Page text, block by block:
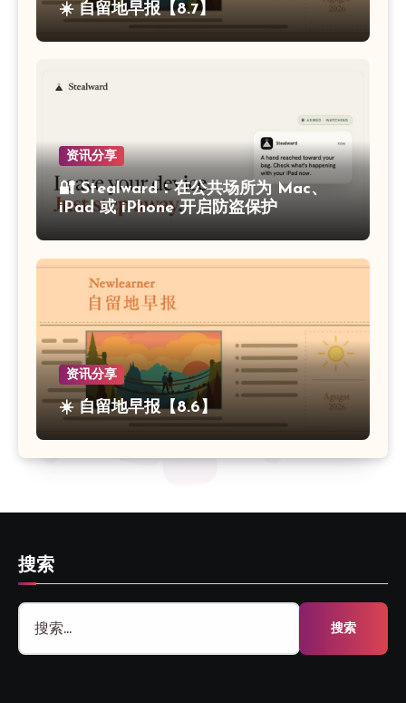
☀️ 自留地早报【8.7】
资讯分享
🔐 Stealward：在公共场所为 Mac、
iPad 或 iPhone 开启防盗保护
资讯分享
☀️ 自留地早报【8.6】
搜索
搜
索：